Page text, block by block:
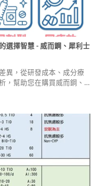
選擇智慧 - 威而鋼、犀利士
異，從研發成本、成分療
，幫助您在購買威而鋼、